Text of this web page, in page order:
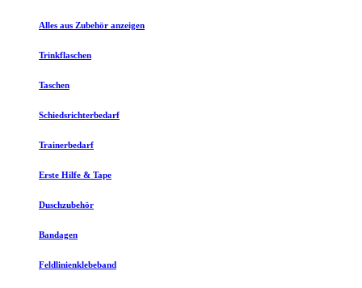
Alles aus Zubehör anzeigen
Trinkflaschen
Taschen
Schiedsrichterbedarf
Trainerbedarf
Erste Hilfe & Tape
Duschzubehör
Bandagen
Feldlinienklebeband